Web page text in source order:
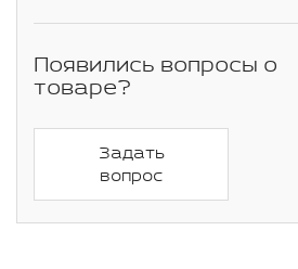
Появились вопросы о
товаре?
Задать
вопрос